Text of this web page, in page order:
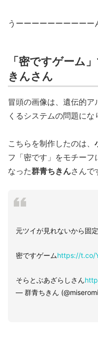
うーーーーーーーーーー
「密ですゲーム
きんさん
冒頭の画像は、遺伝的
くるシステムの問題にな
こちらを制作したのは、
フ「密です」をモチーフ
なった群青ちきんさんで
元ツイが見れないから固
密ですゲームhttps://t.co/
そらとぶあざらしさん
— 群青ちきん